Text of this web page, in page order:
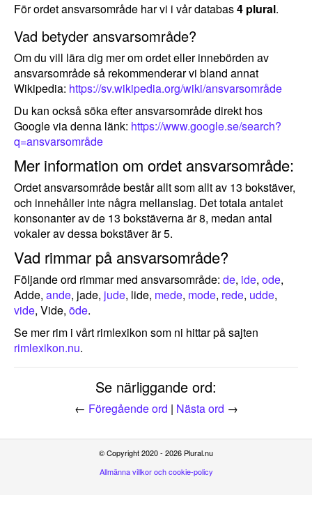
För ordet ansvarsområde har vi i vår databas4 plural.
Vad betyder ansvarsområde?
Om du vill lära dig mer om ordet eller innebörden av
ansvarsområde så rekommenderar vi bland annat
Wikipedia: https://sv.wikipedia.org/wiki/ansvarsområde
Du kan också söka efter ansvarsområde direkt hos
Google via denna länk: https://www.google.se/search?
q=ansvarsområde
Mer information om ordet ansvarsområde:
Ordet ansvarsområde består allt som allt av 13 bokstäver,
och innehåller inte några mellanslag. Det totala antalet
konsonanter av de 13 bokstäverna är 8, medan antal
vokaler av dessa bokstäver är 5.
Vad rimmar på ansvarsområde?
Följande ord rimmar med ansvarsområde: de, ide, ode,
Adde, ande, jade, jude, lide, mede, mode, rede, udde,
vide, Vide, öde.
Se mer rim i vårt rimlexikon som ni hittar på sajten
rimlexikon.nu.
Se närliggande ord:
← Föregående ord | Nästa ord →
© Copyright 2020 - 2026 Plural.nu
Allmänna villkor och cookie-policy